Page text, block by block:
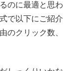
のに最適と思わ
で以下にご紹介
のクリック数、